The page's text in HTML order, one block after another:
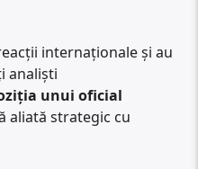
internaționale și au
analiști
unui oficial
aliată strategic cu